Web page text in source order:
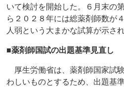
いて検討を開始した。６月末の
ら２０２８年には総薬剤師数が
人弱という大まかな試算が示され
■薬剤師国試の出題基準見直し
厚生労働省は、薬剤師国家試
わしいものとするため、出題基